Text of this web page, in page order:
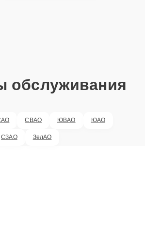
обслуживания
СВАО ЮВАО ЮАО
СЗАО ЗелАО